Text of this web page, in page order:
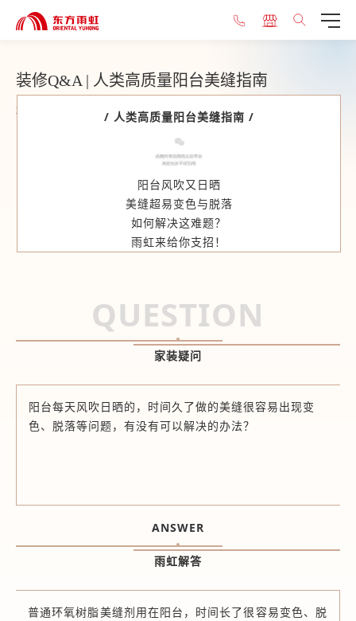
装修Q&A | 人类高质量阳台美缝指南
2021-12-03 / 人类高质量阳台美缝指南 /
阳台风吹又日晒
美缝超易变色与脱落
如何解决这难题？
雨虹来给你支招！
QUESTION
家装疑问
阳台每天风吹日晒的，时间久了做的美缝很容易出现变
色、脱落等问题，有没有可以解决的办法？
ANSWER
雨虹解答
普通环氧树脂美缝剂用在阳台，时间长了很容易变色、脱